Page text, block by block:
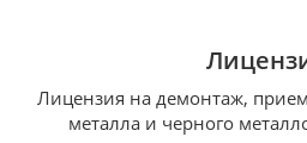
Лицензия на демонтаж, прием
металла и черного